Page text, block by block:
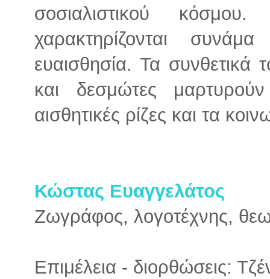
σοσιαλιστικού
χαρακτηρίζονται
ευαισθησία. Τα συνθετικά
και δεσμώτες
αισθητικές ρίζες και τα
Κώστας Ευαγγελάτος
Ζωγράφος, λογοτέχνης,
Επιμέλεια - διορθώσεις: